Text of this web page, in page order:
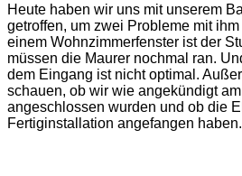
Heute haben wir uns mit unserem
getroffen, um zwei Probleme mit
einem Wohnzimmerfenster ist der
müssen die Maurer nochmal ran.
dem Eingang ist nicht optimal.
schauen, ob wir wie angekündigt
angeschlossen wurden und ob die
Fertiginstallation angefangen